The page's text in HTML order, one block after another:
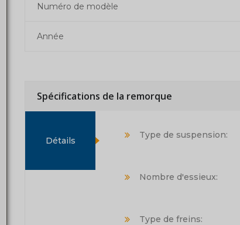
Numéro de modèle
Année
Spécifications de la remorque
Détails
Type de suspension:
Nombre d'essieux:
Type de freins: